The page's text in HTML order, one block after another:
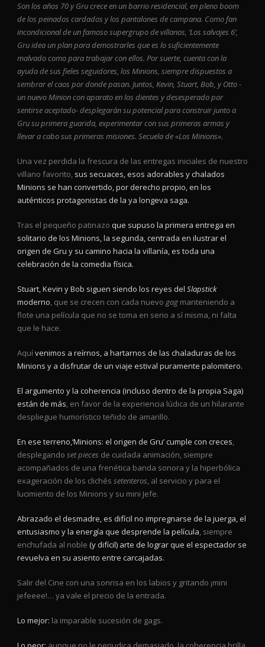
Son los años 70 y Gru crece en un barrio residencial, en pleno boom
de los peinados cardados y los pantalones de campana. Como fan
incondicional de un famoso supergrupo de villanos, ‘Los salvajes 6’,
Gru idea un plan para demostrarles que es lo suficientemente
malvado como para trabajar con ellos. Por suerte, cuenta con la
ayuda de sus fieles seguidores, los Minions, siempre dispuestos a
sembrar el caos por donde pasan. Juntos, Kevin, Stuart, Bob, y Otto -
un nuevo Minion con aparato en los dientes y desesperado por
sentirse aceptado- desplegarán su potencial para construir junto a
Gru su primera guarida, experimentar con sus primeras armas y
llevar a cabo sus primeras misiones. Secuela de «Los Minions».
Una vez perdida la frescura de las entregas iniciales de nuestro
villano favorito, sus secuaces, esos adorables y chalados
Minions se han convertido, por derecho propio, en los
auténticos protagonistas de la ya longeva saga.
Tras el pequeño patinazo que supuso la primera entrega en
solitario de los Minions, la segunda, centrada en ilustrar el
origen de Gru y su camino hacia la villanía, es toda una
celebración de la comedia física.
Stuart, Kevin y Bob siguen siendo los reyes del Slapstick
moderno, que se crecen con cada nuevo gag manteniendo a
flote una película que no se toma en serio a sí misma, ni falta
que le hace.
Aquívenimos a reírnos, a hartarnos de las chaladuras de los
Minions y a disfrutar de un viaje estival puramente palomitero.
El argumento y la coherencia (incluso dentro de la propia Saga)
están de más, en favor de la experiencia lúdica de un hilarante
despliegue humorístico teñido de amarillo.
En ese terreno,‘Minions: el origen de Gru’ cumple con creces,
desplegando set pieces de cuidada animación, siempre
acompañados de una frenética banda sonora y la hiperbólica
exageración de los clichés setenteros, al servicio y para el
lucimiento de los Minions y su mini Jefe.
Abrazado el desmadre, es difícil no impregnarse de la juerga, el
entusiasmo y la energía que desprende la película, siempre
enchufada al noble (y difícil) arte de lograr que el espectador se
revuelva en su asiento entre carcajadas.
Salir del Cine con una sonrisa en los labios y gritando ¡mini
jefeeee!… ya vale el precio de la entrada.
Lo mejor: la imparable sucesión de gags.